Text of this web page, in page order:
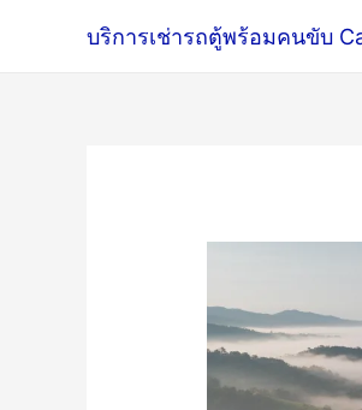
บริการเช่ารถตู้พร้อมคนขับ